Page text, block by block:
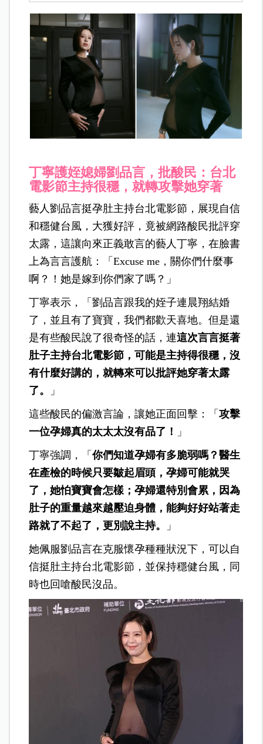
丁寧護姪媳婦劉品言，批酸民：台北
電影節主持很穩，就轉攻擊她穿著
藝人劉品言挺孕肚主持台北電影節，展現自信
和穩健台風，大獲好評，竟被網路酸民批評穿
太露，這讓向來正義敢言的藝人丁寧，在臉書
上為言言護航：「Excuse me，關你們什麼事
啊？！她是嫁到你們家了嗎？」
丁寧表示，「劉品言跟我的姪子連晨翔結婚
了，並且有了寶寶，我們都歡天喜地。但是還
是有些酸民說了很奇怪的話，連這次言言挺著
肚子主持台北電影節，可能是主持得很穩，沒
有什麼好講的，就轉來可以批評她穿著太露
了。
」
這些酸民的偏激言論，讓她正面回擊：「攻擊
一位孕婦真的太太太沒有品了！
」
丁寧強調，「你們知道孕婦有多脆弱嗎？醫生
在產檢的時候只要皺起眉頭，孕婦可能就哭
了，她怕寶寶會怎樣；孕婦還特別會累，因為
肚子的重量越來越壓迫身體，能夠好好站著走
路就了不起了，更別說主持。
」
她佩服劉品言在克服懷孕種種狀況下，可以自
信挺肚主持台北電影節，並保持穩健台風，同
時也回嗆酸民沒品。